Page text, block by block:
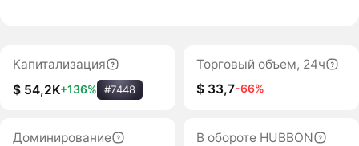
Капитализация
$ 54,2K+136% #7448
Торговый объем, 24ч
$ 33,7-66%
Доминирование
В обороте HUBBON